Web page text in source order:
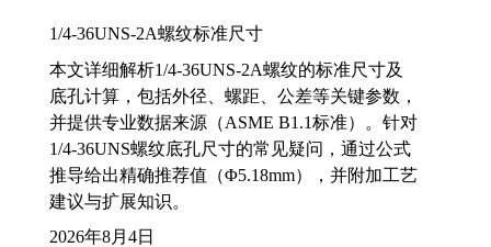
1/4-36UNS-2A螺纹标准尺寸
本文详细解析1/4-36UNS-2A螺纹的标准尺寸及
底孔计算，包括外径、螺距、公差等关键参数，
并提供专业数据来源（ASME B1.1标准）。针对
1/4-36UNS螺纹底孔尺寸的常见疑问，通过公式
推导给出精确推荐值（Φ5.18mm），并附加工艺
建议与扩展知识。
2026年8月4日